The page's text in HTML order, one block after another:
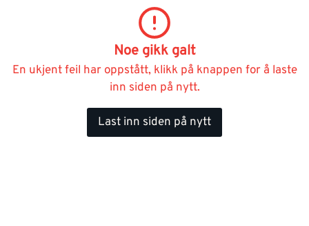
Noe gikk galt
En ukjent feil har oppstått, klikk på knappen for å laste
inn siden på nytt.
Last inn siden på nytt